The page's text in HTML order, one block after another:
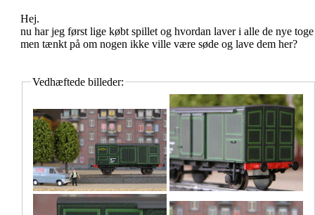
Hej.
nu har jeg først lige købt spillet og hvordan laver i alle de nye
men tænkt på om nogen ikke ville være søde og lave dem her?
Vedhæftede billeder: